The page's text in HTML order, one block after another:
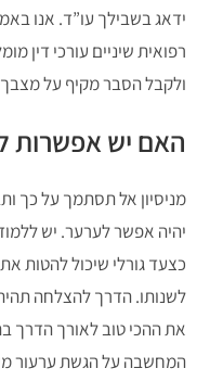
ידאג בשבילך עו”ד. אנו
רפואית שיניים עורכי דין
ולקבל הסבר מקיף על מצבך
האם יש אפשרות
מניסיון אל תסתמך על כך
יהיה אפשר לערער. יש
כצעד גורלי שיכול להטות
לשנותו. הדרך להצלחה
את ההכי טוב לאורך הדרך
המחשבה על הגשת ערעור